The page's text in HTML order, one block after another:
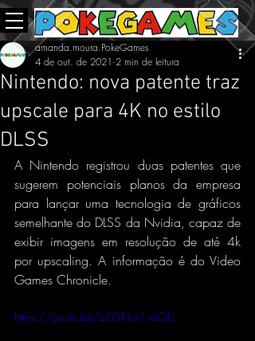
Nintendo: nova patente traz
upscale para 4K no estilo
DLSS
amanda.moura.PokeGames
4 de out. de 2021 2 min de leitura
A Nintendo registrou duas patentes que
sugerem potenciais planos da empresa
para lançar uma tecnologia de gráficos
semelhante do DLSS da Nvidia, capaz de
exibir imagens em resolução de até 4k
por upscaling. A informação é do Video
Games Chronicle.
https://youtu.be/zZGNzr1vaQU